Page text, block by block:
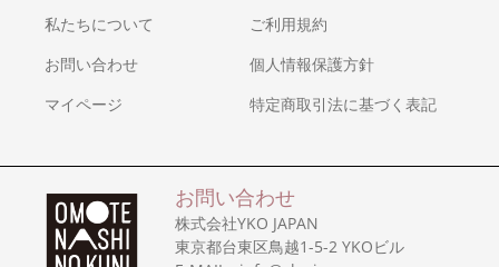
私たちについて
お問い合わせ
マイページ
ご利用規約
個人情報保護方針
特定商取引法に基づく表記
お問い合わせ
株式会社YKO JAPAN
東京都台東区鳥越1-5-2 YKOビル